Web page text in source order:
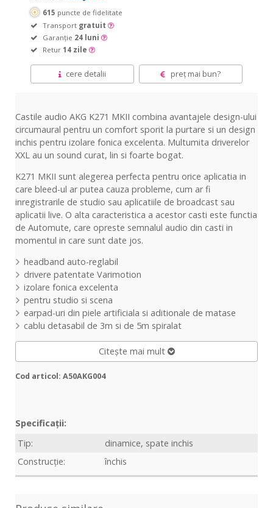
615 puncte de fidelitate
Transport gratuit
Garanție 24 luni
Retur 14 zile
cere detalii preț mai bun?
Castile audio AKG K271 MKII combina avantajele design-ului
circumaural pentru un comfort sporit la purtare si un design
inchis pentru izolare fonica excelenta. Multumita driverelor
XXL au un sound curat, lin si foarte bogat.
K271 MKII sunt alegerea perfecta pentru orice aplicatia in
care bleed-ul ar putea cauza probleme, cum ar fi
inregistrarile de studio sau aplicatiile de broadcast sau
aplicatii live. O alta caracteristica a acestor casti este functia
de Automute, care opreste semnalul audio din casti in
momentul in care sunt date jos.
headband auto-reglabil
drivere patentate Varimotion
izolare fonica excelenta
pentru studio si scena
earpad-uri din piele artificiala si aditionale de matase
cablu detasabil de 3m si de 5m spiralat
Citește mai mult
Cod articol: A50AKG004
Specificații:
Tip:
dinamice, spate inchis
Construcție:
închis